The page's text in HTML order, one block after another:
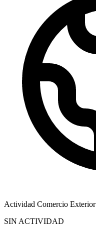
Actividad Comercio Exterior
SIN ACTIVIDAD